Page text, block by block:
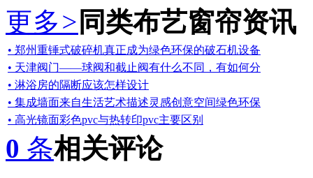
更多> 同类布艺窗帘资讯
• 郑州重锤式破碎机真正成为绿色环保的破石机设备
• 天津阀门——球阀和截止阀有什么不同，有如何分
• 淋浴房的隔断应该怎样设计
• 集成墙面来自生活艺术描述灵感创意空间绿色环保
• 高光镜面彩色pvc与热转印pvc主要区别
0 条相关评论